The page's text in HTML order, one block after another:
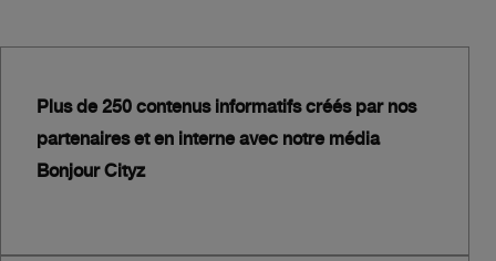
Plus de 250 contenus informatifs créés par nos
partenaires et en interne avec notre média
Bonjour Cityz